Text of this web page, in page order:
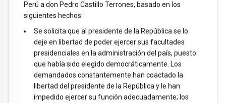
Perú a don Pedro Castillo Terrones, basado en los
siguientes hechos:
Se solicita que al presidente de la República se lo
deje en libertad de poder ejercer sus facultades
presidenciales en la administración del país, puesto
que había sido elegido democráticamente. Los
demandados constantemente han coactado la
libertad del presidente de la República y le han
impedido ejercer su función adecuadamente; los